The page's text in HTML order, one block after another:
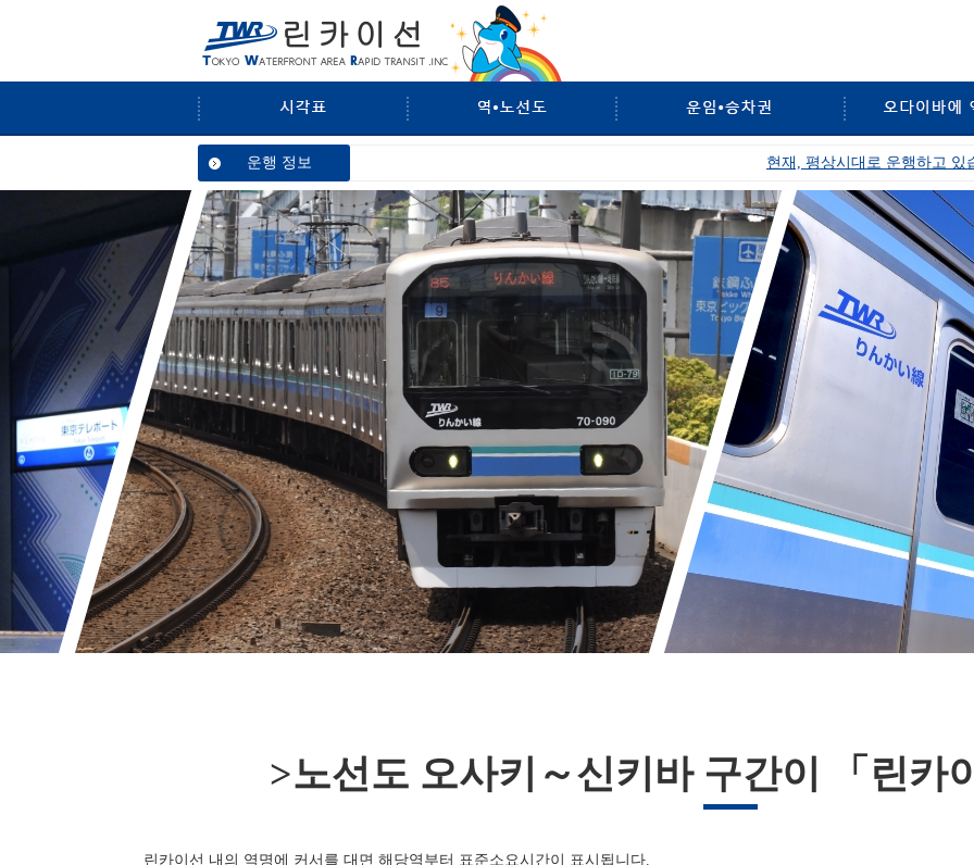
린카이선
운행 정보 현재, 평상시대로 운행하고 있습니다.
>노선도 오사키～신키바 구간이 「린카
린카이선 내의 역명에 커서를 대면 해당역부터 표준소요시간이 표시됩니다.